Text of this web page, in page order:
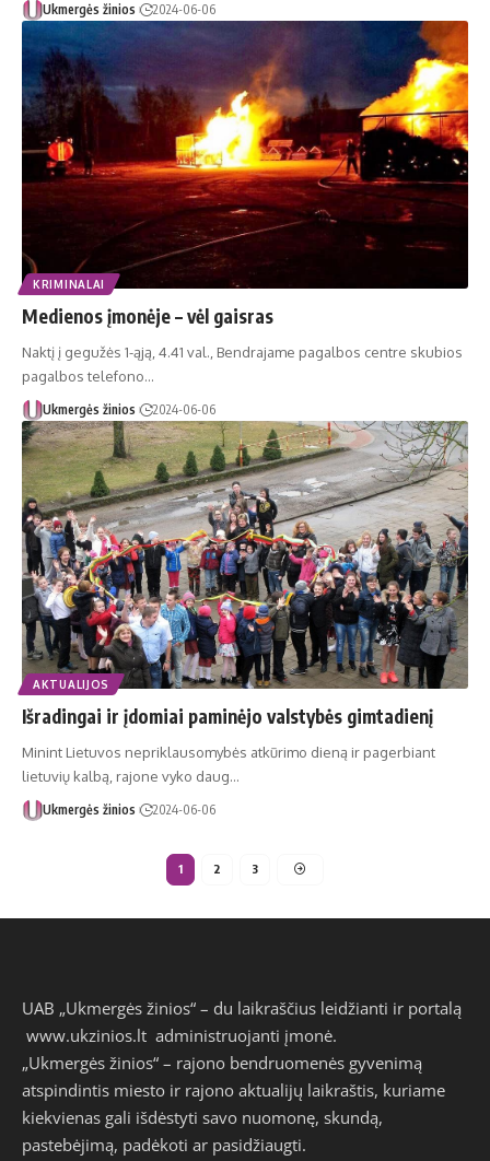
Ukmergės žinios 2024-06-06
KRIMINALAI
Medienos įmonėje – vėl gaisras
Naktį į gegužės 1-ąją, 4.41 val., Bendrajame pagalbos centre skubios
pagalbos telefono…
Ukmergės žinios 2024-06-06
AKTUALIJOS
Išradingai ir įdomiai paminėjo valstybės gimtadienį
Minint Lietuvos nepriklausomybės atkūrimo dieną ir pagerbiant
lietuvių kalbą, rajone vyko daug…
Ukmergės žinios 2024-06-06
1 2 3
UAB „Ukmergės žinios“ – du laikraščius leidžianti ir portalą
www.ukzinios.lt administruojanti įmonė.
„Ukmergės žinios“ – rajono bendruomenės gyvenimą
atspindintis miesto ir rajono aktualijų laikraštis, kuriame
kiekvienas gali išdėstyti savo nuomonę, skundą,
pastebėjimą, padėkoti ar pasidžiaugti.